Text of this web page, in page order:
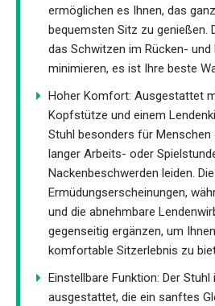
ermöglichen es Ihnen, das
bequemsten Sitz zu genießen.
das Schwitzen im Rücken- und
minimieren, es ist Ihre beste
Hoher Komfort: Ausgestattet
Kopfstütze und einem
Stuhl besonders für Menschen
langer Arbeits- oder
Nackenbeschwerden leiden.
Ermüdungserscheinungen,
und die abnehmbare
gegenseitig ergänzen, um
komfortable Sitzerlebnis zu
Einstellbare Funktion: Der
ausgestattet, die ein sanftes